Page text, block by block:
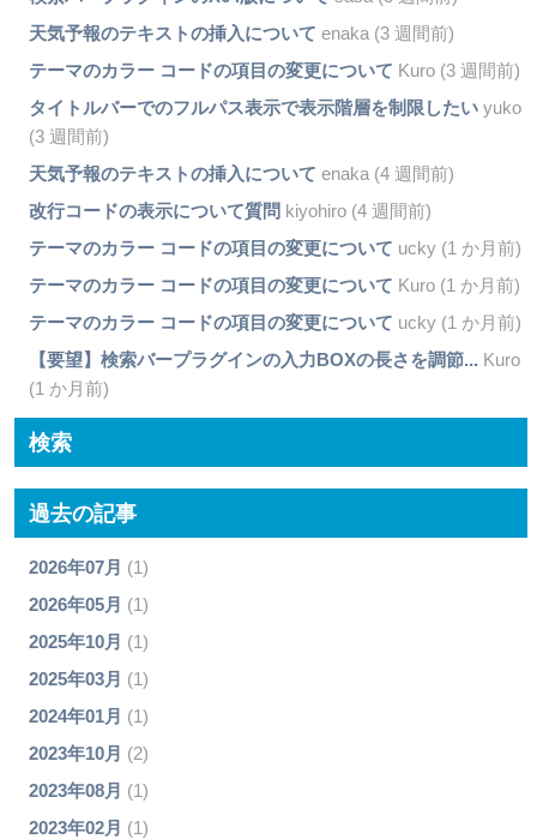
天気予報のテキストの挿入について enaka (3 週間前)
テーマのカラー コードの項目の変更について Kuro (3 週間前)
タイトルバーでのフルパス表示で表示階層を制限したいyuko
(3 週間前)
天気予報のテキストの挿入について enaka (4 週間前)
改行コードの表示について質問 kiyohiro (4 週間前)
テーマのカラー コードの項目の変更について ucky (1 か月前)
テーマのカラー コードの項目の変更について Kuro (1 か月前)
テーマのカラー コードの項目の変更について ucky (1 か月前)
【要望】検索バープラグインの入力BOXの長さを調節... Kuro
(1 か月前)
検索
過去の記事
2026年07月 (1)
2026年05月 (1)
2025年10月 (1)
2025年03月 (1)
2024年01月 (1)
2023年10月 (2)
2023年08月 (1)
2023年02月 (1)